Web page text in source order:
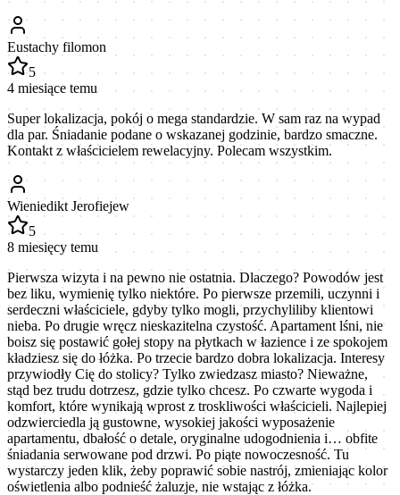
Eustachy filomon
5
4 miesiące temu
Super lokalizacja, pokój o mega standardzie. W sam raz na wypad
dla par. Śniadanie podane o wskazanej godzinie, bardzo smaczne.
Kontakt z właścicielem rewelacyjny. Polecam wszystkim.
Wieniedikt Jerofiejew
5
8 miesięcy temu
Pierwsza wizyta i na pewno nie ostatnia. Dlaczego? Powodów jest
bez liku, wymienię tylko niektóre. Po pierwsze przemili, uczynni i
serdeczni właściciele, gdyby tylko mogli, przychyliliby klientowi
nieba. Po drugie wręcz nieskazitelna czystość. Apartament lśni, nie
boisz się postawić gołej stopy na płytkach w łazience i ze spokojem
kładziesz się do łóżka. Po trzecie bardzo dobra lokalizacja. Interesy
przywiodły Cię do stolicy? Tylko zwiedzasz miasto? Nieważne,
stąd bez trudu dotrzesz, gdzie tylko chcesz. Po czwarte wygoda i
komfort, które wynikają wprost z troskliwości właścicieli. Najlepiej
odzwierciedla ją gustowne, wysokiej jakości wyposażenie
apartamentu, dbałość o detale, oryginalne udogodnienia i… obfite
śniadania serwowane pod drzwi. Po piąte nowoczesność. Tu
wystarczy jeden klik, żeby poprawić sobie nastrój, zmieniając kolor
oświetlenia albo podnieść żaluzje, nie wstając z łóżka.